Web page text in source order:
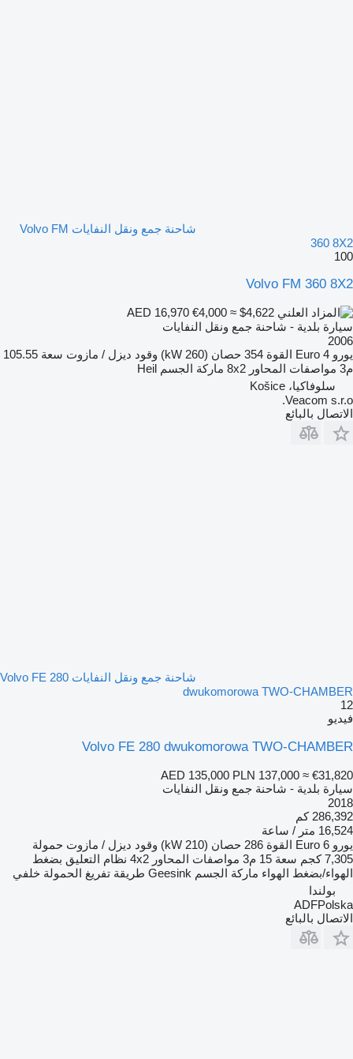
شاحنة جمع ونقل النفايات Volvo FM
360 8X2
100
Volvo FM 360 8X2
€4,000 ≈ $4,622
سيارة بلدية - شاحنة جمع ونقل النفايات
2006
يورو Euro 4 القوة 354 حصان (260 kW) وقود ديزل / مازوت سعة 105.55
م3
مواصفات المحاور 8x2 ماركة الجسم Heil
سلوفاكيا، Košice
Veacom s.r.o.
الاتصال بالبائع
شاحنة جمع ونقل النفايات Volvo FE 280
dwukomorowa TWO-CHAMBER
12
فيديو
Volvo FE 280 dwukomorowa TWO-CHAMBER
AED 135,000 PLN 137,000 ≈ €31,820
سيارة بلدية - شاحنة جمع ونقل النفايات
2018
286,392 كم
16,524 متر / ساعة
يورو Euro 6 القوة 286 حصان (210 kW) وقود ديزل / مازوت حمولة
7,305 كجم
سعة 15 م3 مواصفات المحاور 4x2 نظام التعليق بضغط
الهواء/بضغط الهواء ماركة الجسم Geesink طريقة تفريغ الحمولة خلفي
بولندا
ADFPolska
الاتصال بالبائع